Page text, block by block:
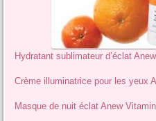
Hydratant sublimateur d’éclat
Crème illuminatrice pour les yeux
Masque de nuit éclat Anew